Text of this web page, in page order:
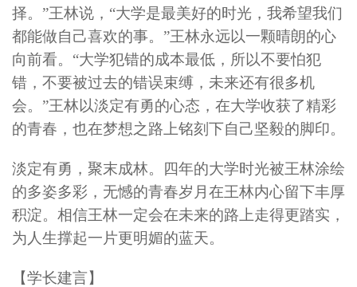
择。”王林说，“大学是最美好的时光，我希望我们
都能做自己喜欢的事。”王林永远以一颗晴朗的心
向前看。“大学犯错的成本最低，所以不要怕犯
错，不要被过去的错误束缚，未来还有很多机
会。”王林以淡定有勇的心态，在大学收获了精彩
的青春，也在梦想之路上铭刻下自己坚毅的脚印。
淡定有勇，聚末成林。四年的大学时光被王林涂绘
的多姿多彩，无憾的青春岁月在王林内心留下丰厚
积淀。相信王林一定会在未来的路上走得更踏实，
为人生撑起一片更明媚的蓝天。
【学长建言】